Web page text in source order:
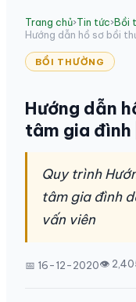
Trang chủ›Tin tức›Bồi
Hướng dẫn hồ sơ bồi
BỒI THƯỜNG
Hướng dẫn
tâm gia
Quy trình
tâm gia đình
vấn viên
📅 16-12-2020👁